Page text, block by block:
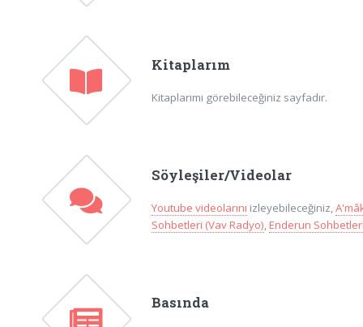
Kitaplarım
Kitaplarımı görebileceğiniz sayfadır.
Söyleşiler/Videolar
Youtube videolarını izleyebileceğiniz,
Sohbetleri (Vav Radyo),Enderun
Basında